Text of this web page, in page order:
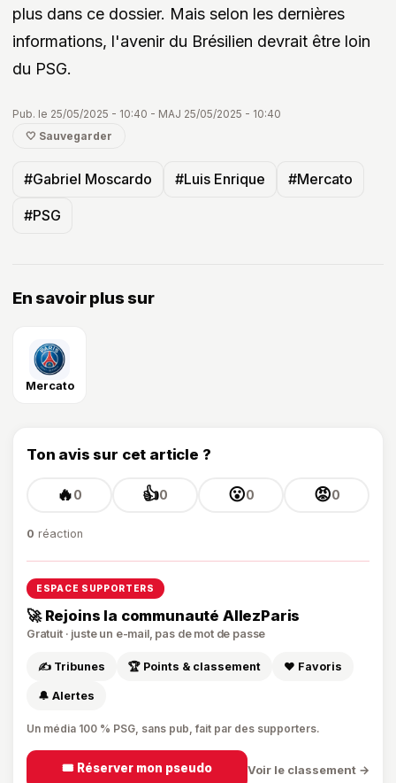
plus dans ce dossier. Mais selon les dernières
informations, l'avenir du Brésilien devrait être loin
du PSG.
Pub. le 25/05/2025 - 10:40 - MAJ 25/05/2025 - 10:40
🤍 Sauvegarder
#Gabriel Moscardo #Luis Enrique #Mercato
#PSG
En savoir plus sur
Mercato
Ton avis sur cet article ?
🔥0 👍0 😮0 😡0
0 réaction
ESPACE SUPPORTERS
🚀 Rejoins la communauté AllezParis
Gratuit · juste un e-mail, pas de mot de passe
✍️ Tribunes 🏆 Points & classement ❤️ Favoris
🔔 Alertes
Un média 100 % PSG, sans pub, fait par des supporters.
🎟️ Réserver mon pseudo Voir le classement →